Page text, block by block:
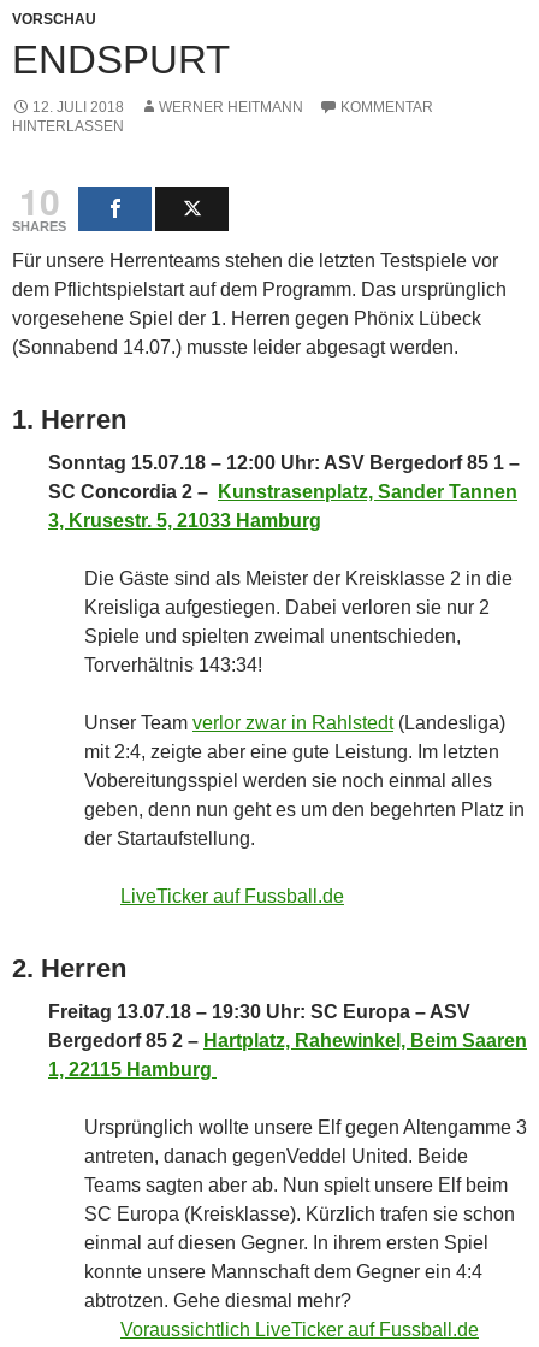
VORSCHAU
ENDSPURT
12. JULI 2018 WERNER HEITMANN
KOMMENTAR
HINTERLASSEN
10
SHARES
Für unsere Herrenteams stehen die letzten Testspiele vor
dem Pflichtspielstart auf dem Programm. Das ursprünglich
vorgesehene Spiel der 1. Herren gegen Phönix Lübeck
(Sonnabend 14.07.) musste leider abgesagt werden.
1. Herren
Sonntag 15.07.18 – 12:00 Uhr: ASV Bergedorf 85 1 –
SC Concordia 2 –
Kunstrasenplatz, Sander Tannen
3, Krusestr. 5, 21033 Hamburg
Die Gäste sind als Meister der Kreisklasse 2 in die
Kreisliga aufgestiegen. Dabei verloren sie nur 2
Spiele und spielten zweimal unentschieden,
Torverhältnis 143:34!
Unser Team verlor zwar in Rahlstedt(Landesliga)
mit 2:4, zeigte aber eine gute Leistung. Im letzten
Vobereitungsspiel werden sie noch einmal alles
geben, denn nun geht es um den begehrten Platz in
der Startaufstellung.
LiveTicker auf Fussball.de
2. Herren
Freitag 13.07.18 – 19:30 Uhr: SC Europa – ASV
Bergedorf 85 2 – Hartplatz, Rahewinkel, Beim Saaren
1, 22115 Hamburg
Ursprünglich wollte unsere Elf gegen Altengamme 3
antreten, danach gegenVeddel United. Beide
Teams sagten aber ab. Nun spielt unsere Elf beim
SC Europa (Kreisklasse). Kürzlich trafen sie schon
einmal auf diesen Gegner. In ihrem ersten Spiel
konnte unsere Mannschaft dem Gegner ein 4:4
abtrotzen. Gehe diesmal mehr?
Voraussichtlich LiveTicker auf Fussball.de